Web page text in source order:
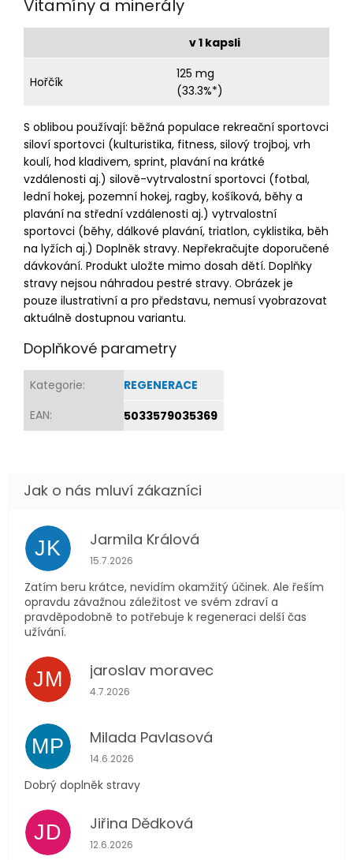
Vitamíny a minerály
v 1 kapsli
Hořčík
125 mg
(33.3%*)
S oblibou používají: běžná populace rekreační sportovci
siloví sportovci (kulturistika, fitness, silový trojboj, vrh
koulí, hod kladivem, sprint, plavání na krátké
vzdálenosti aj.) silově-vytrvalostní sportovci (fotbal,
lední hokej, pozemní hokej, ragby, košíková, běhy a
plavání na střední vzdálenosti aj.) vytrvalostní
sportovci (běhy, dálkové plavání, triatlon, cyklistika, běh
na lyžích aj.) Doplněk stravy. Nepřekračujte doporučené
dávkování. Produkt uložte mimo dosah dětí. Doplňky
stravy nejsou náhradou pestré stravy. Obrázek je
pouze ilustrativní a pro představu, nemusí vyobrazovat
aktuálně dostupnou variantu.
Doplňkové parametry
Kategorie:
REGENERACE
EAN: 5033579035369
JK Jarmila Králová
Hodnocení obchodu je 5 z 5 hvězdiček.
15.7.2026
Zatím beru krátce, nevidím okamžitý účinek. Ale řeším
opravdu závažnou záležitost ve svém zdraví a
pravděpodobně to potřebuje k regeneraci delší čas
užívání.
JM jaroslav moravec
Hodnocení obchodu je 5 z 5 hvězdiček.
4.7.2026
MP Milada Pavlasová
Hodnocení obchodu je 5 z 5 hvězdiček.
14.6.2026
Dobrý doplněk stravy
JD Jiřina Dědková
Hodnocení obchodu je 4 z 5 hvězdiček.
12.6.2026